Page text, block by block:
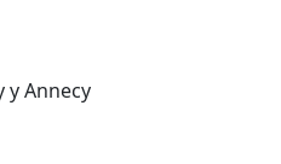
y Annecy